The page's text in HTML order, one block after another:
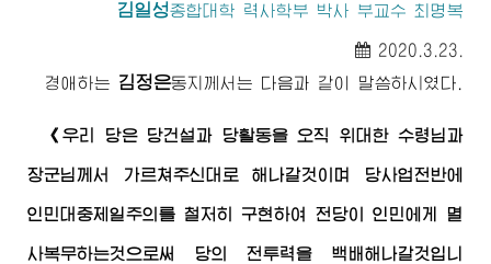
김일성종합대학 력사학부 박사 부교수 최명복
2020.3.23.
경애하는 김정은동지 께서는 다음과 같이 말씀하시였다.
《우리 당은 당건설과 당활동을 오직 위대한 수령님 과
장군님께서 가르쳐주신대로 해나갈것이며 당사업전반에
인민대중제일주의를 철저히 구현하여 전당이 인민에게 멸
사복무하는것으로써 당의 전투력을 백배해나갈것입니